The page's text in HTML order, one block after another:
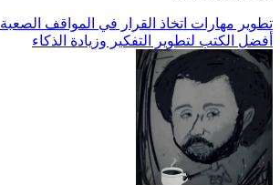
تصفّح
المقالات
تطوير مهارات اتخاذ القرار في المواقف الصعبة
أفضل الكتب لتطوير التفكير وزيادة الذكاء